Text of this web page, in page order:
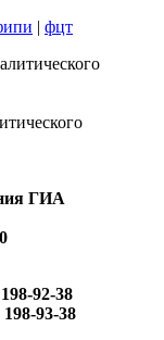
| фцт
ГИА
92-38
93-38